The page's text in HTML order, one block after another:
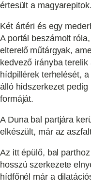
értesült a
Két ártéri és egy
A portál beszámolt
elterelő műtárgyak,
kedvező irányba
hídpillérek terhelését,
álló hídszerkezet
formáját.
A Duna bal partjára
elkészült, már az
Az itt épülő, bal
hosszú szerkezete
hídfőnél már a